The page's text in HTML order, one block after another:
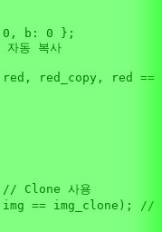
0 , b: 0 };
동 복사
red_copy, red
// Clone 사용
== img_clone);
//